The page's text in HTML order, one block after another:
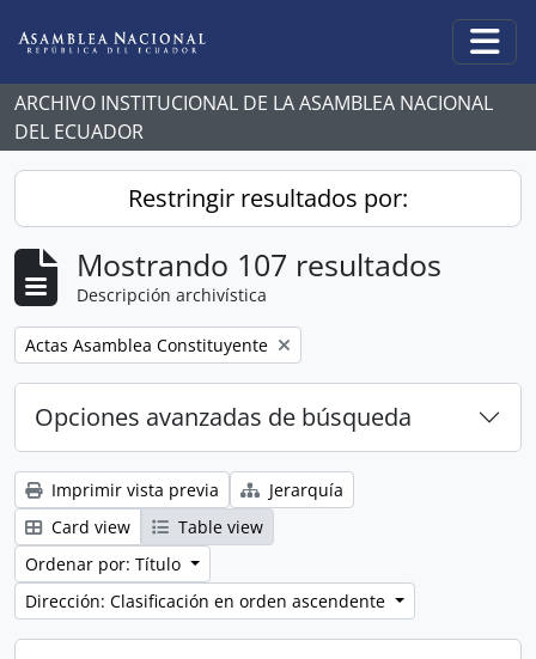
ARCHIVO INSTITUCIONAL DE LA ASAMBLEA NACIONAL
DEL ECUADOR
Restringir resultados por:
Mostrando 107 resultados
Descripción archivística
Remove filter:
Actas Asamblea Constituyente
Opciones avanzadas de búsqueda
Imprimir vista previa
Jerarquía
Card view
Table view
Ordenar por: Título
Dirección: Clasificación en orden ascendente